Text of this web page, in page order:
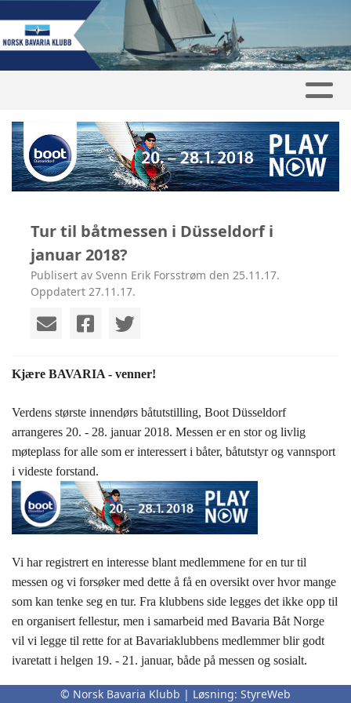
Tur til båtmessen i Düsseldorf i
januar 2018?
Publisert av Svenn Erik Forsstrøm den 25.11.17.
Oppdatert 27.11.17.
Kjære BAVARIA - venner!
Verdens største innendørs båtutstilling, Boot Düsseldorf
arrangeres 20. - 28. januar 2018. Messen er en stor og livlig
møteplass for alle som er interessert i båter, båtutstyr og vannsport
i videste forstand.
Vi har registrert en interesse blant medlemmene for en tur til
messen og vi forsøker med dette å få en oversikt over hvor mange
som kan tenke seg en tur. Fra klubbens side legges det ikke opp til
en organisert fellestur, men i samarbeid med Bavaria Båt Norge
vil vi legge til rette for at Bavariaklubbens medlemmer blir godt
ivaretatt i helgen 19. - 21. januar, både på messen og sosialt.
Rammen for turen er tenkt som følger, men reise, opphold og
© Norsk Bavaria Klubb | Løsning: StyreWeb